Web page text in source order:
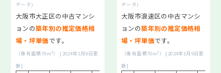
トラブル物件
エリア相場情報
大阪全域エリアの相場情報
東大阪・八尾エリアの相場情報
データ)
大阪市大正区の中古マンシ
ョンの築年別の推定価格相
場・坪単価です。
（専有面積70m²） [2024年1月9日更
新]
データ)
大阪市浪速区の中古マンシ
ョンの築年別の推定価格相
場・坪単価です。
（専有面積70m²） [2024年1月9日更
新]